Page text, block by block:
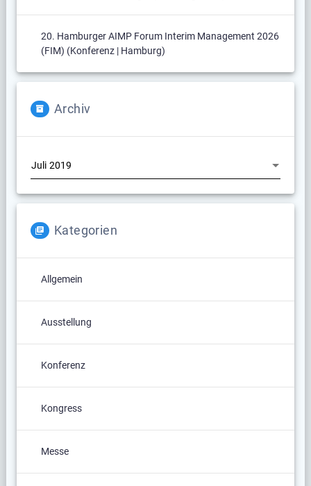
20. Hamburger AIMP Forum Interim Management 2026
(FIM) (Konferenz | Hamburg)
Archiv
Kategorien
Allgemein
Ausstellung
Konferenz
Kongress
Messe